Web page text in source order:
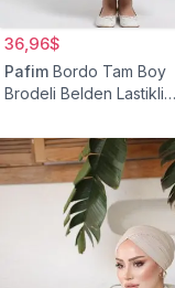
36,96$
Pafim Bordo Tam Boy
Brodeli Belden Lastikli